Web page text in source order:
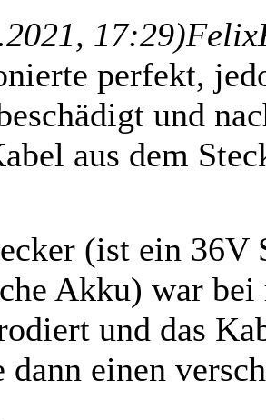
17:29)
perfekt,
und
aus dem
(ist ein 36V
Akku) war
und das
einen